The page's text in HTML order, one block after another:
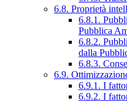
6.8. Proprietà
6.8.1.
Pubblica
6.8.2.
dalla
6.8.3.
6.9.
6.9.1. I
6.9.2. I